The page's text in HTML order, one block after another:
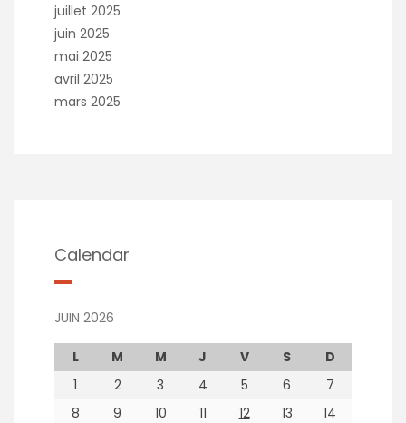
juillet 2025
juin 2025
mai 2025
avril 2025
mars 2025
Calendar
JUIN 2026
L M M J V S
D
1
2 3 4 5 6
7
8
9 10 11 12 13
14